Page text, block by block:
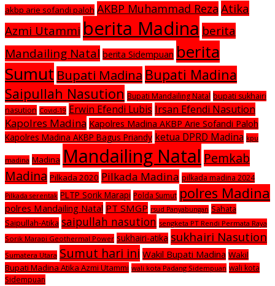
akbp arie sofandi paloh AKBP Muhammad Reza Atika
Azmi Utammi berita Madina berita
Mandailing Natal berita Sidempuan berita
Sumut Bupati Madina Bupati Madina
Saipullah Nasution Bupati Mandailing Natal bupati sukhairi
nasution Covid-19 Erwin Efendi Lubis Irsan Efendi Nasution
Kapolres Madina Kapolres Madina AKBP Arie Sofandi Paloh
Kapolres Madina AKBP Bagus Priandy ketua DPRD Madina kpu
madina Madina Mandailing Natal Pemkab
Madina Pilkada 2020 Pilkada Madina pilkada madina 2024
Pilkada serentak PLTP Sorik Marapi Polda Sumut polres Madina
polres Mandailing Natal PT SMGP rsud Panyabungan Sahata
Saipullah-Atika saipullah nasution sengketa PT Rendi Permata Raya
Sorik Marapi Geothermal Power sukhairi-atika sukhairi Nasution
Sumatera Utara Sumut hari ini Wakil Bupati Madina Wakil
Bupati Madina Atika Azmi Utammi wali kota Padang Sidempuan wali kota
Sidempuan